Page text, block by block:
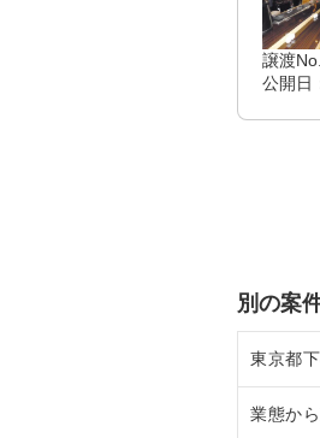
譲渡
公開日
別の案
東京都
調布
業態か